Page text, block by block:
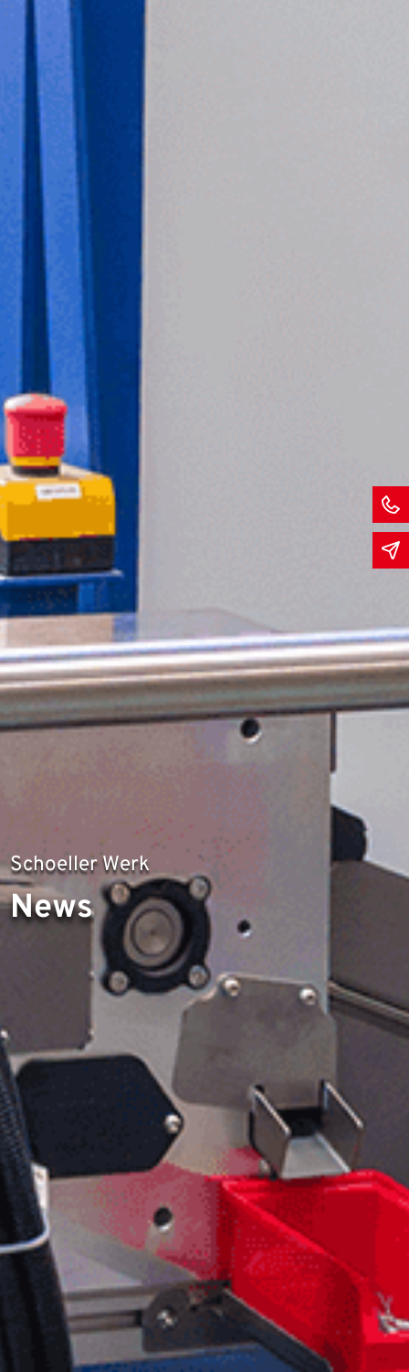
Schoeller Werk
News